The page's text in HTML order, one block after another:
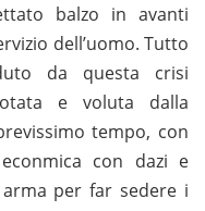
balzo in avanti
dell’uomo. Tutto
da questa crisi
e voluta dalla
tempo, con
con dazi e
per far sedere i